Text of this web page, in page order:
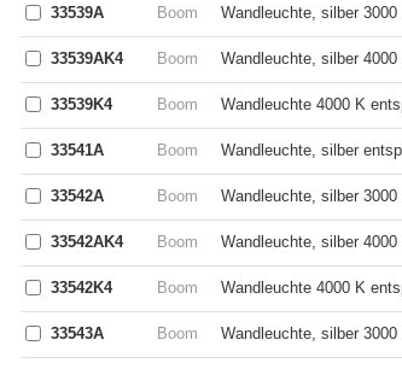
33539A Boom Wandleuchte, silber
33539AK4 Boom Wandleuchte, silber
33539K4 Boom Wandleuchte 4000 K
33541A Boom Wandleuchte, silber
33542A Boom Wandleuchte, silber
33542AK4 Boom Wandleuchte, silber
33542K4 Boom Wandleuchte 4000 K
33543A Boom Wandleuchte, silber